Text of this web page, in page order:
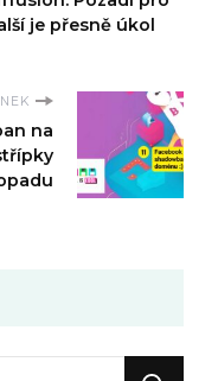
je přesně úkol
na